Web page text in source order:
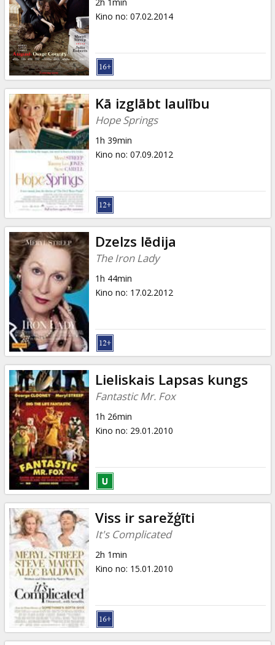
Kino no: 07.02.2014
Kā izglābt laulību
Hope Springs
1h 39min
Kino no: 07.09.2012
Dzelzs lēdija
The Iron Lady
1h 44min
Kino no: 17.02.2012
Lieliskais Lapsas kungs
Fantastic Mr. Fox
1h 26min
Kino no: 29.01.2010
Viss ir sarežģīti
It's Complicated
2h 1min
Kino no: 15.01.2010